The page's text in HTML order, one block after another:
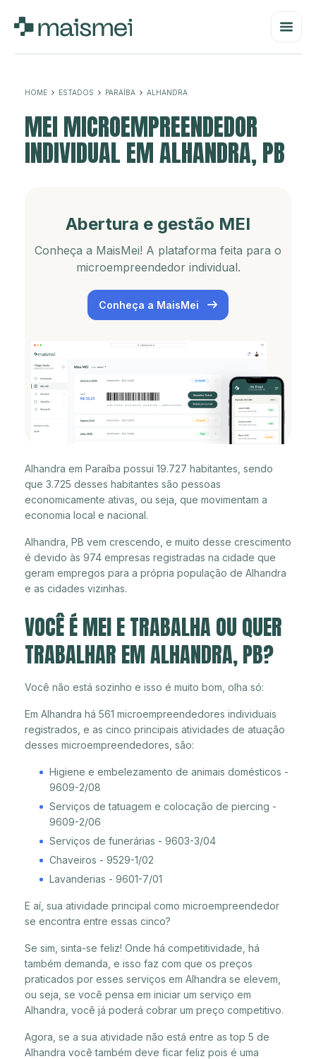
HOME ESTADOS PARAÍBA ALHANDRA
MEI MICROEMPREENDEDOR
INDIVIDUAL EM ALHANDRA, PB
Abertura e gestão MEI
Conheça a MaisMei! A plataforma feita para o
microempreendedor individual.
Conheça a MaisMei
Alhandra em Paraíba possui 19.727 habitantes, sendo
que 3.725 desses habitantes são pessoas
economicamente ativas, ou seja, que movimentam a
economia local e nacional.
Alhandra, PB vem crescendo, e muito desse crescimento
é devido às 974 empresas registradas na cidade que
geram empregos para a própria população de Alhandra
e as cidades vizinhas.
VOCÊ É MEI E TRABALHA OU QUER
TRABALHAR EM ALHANDRA, PB?
Você não está sozinho e isso é muito bom, olha só:
Em Alhandra há 561 microempreendedores individuais
registrados, e as cinco principais atividades de atuação
desses microempreendedores, são:
Higiene e embelezamento de animais domésticos -
9609-2/08
Serviços de tatuagem e colocação de piercing -
9609-2/06
Serviços de funerárias - 9603-3/04
Chaveiros - 9529-1/02
Lavanderias - 9601-7/01
E aí, sua atividade principal como microempreendedor
se encontra entre essas cinco?
Se sim, sinta-se feliz! Onde há competitividade, há
também demanda, e isso faz com que os preços
praticados por esses serviços em Alhandra se elevem,
ou seja, se você pensa em iniciar um serviço em
Alhandra, você já poderá cobrar um preço competitivo.
Agora, se a sua atividade não está entre as top 5 de
Alhandra você também deve ficar feliz pois é uma